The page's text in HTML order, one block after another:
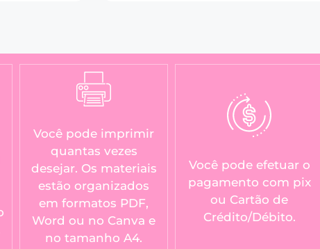
Você pode imprimir
quantas vezes
desejar. Os materiais
estão organizados
em formatos PDF,
Word ou no Canva e
no tamanho A4.
Você pode efetuar o
pagamento com pix
ou Cartão de
Crédito/Débito.